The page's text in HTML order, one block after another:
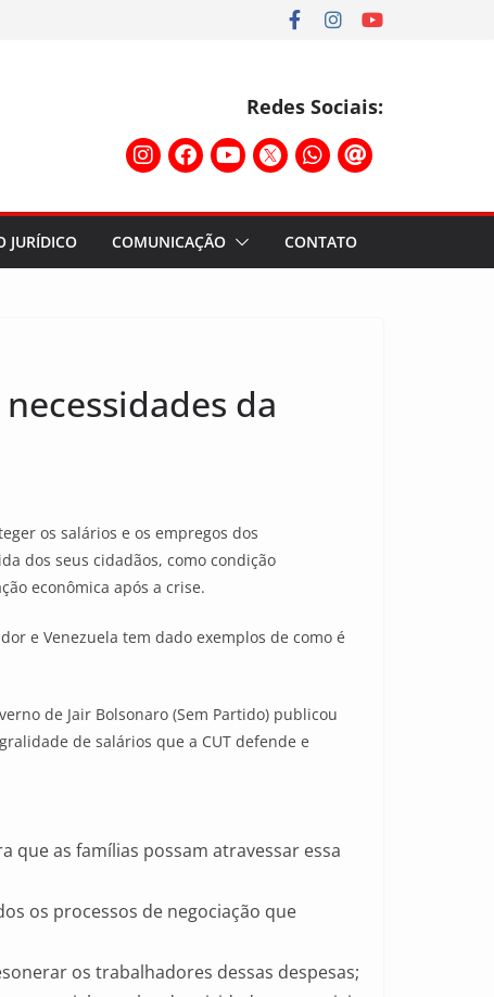
Redes Sociais:
JURÍDICO COMUNICAÇÃO CONTATO
da
os salários e os empregos dos
dos seus cidadãos, como condição
econômica após a crise.
e Venezuela tem dado exemplos de como é
de Jair Bolsonaro (Sem Partido) publicou
de salários que a CUT defende e
que as famílias possam atravessar essa
os processos de negociação que
os trabalhadores dessas despesas;